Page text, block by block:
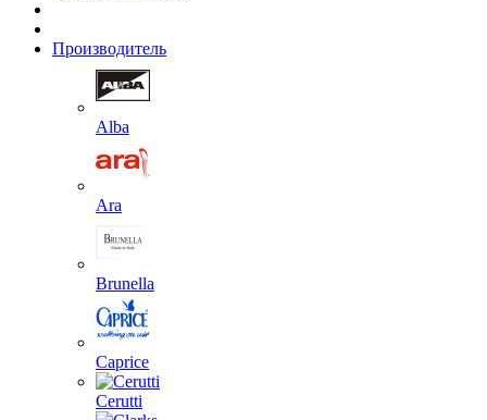
Производитель
Alba
Ara
Brunella
Caprice
Cerutti